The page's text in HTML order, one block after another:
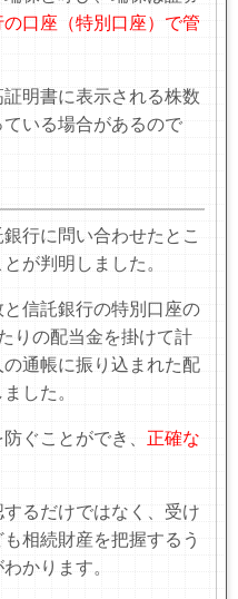
口座（特別口座）で管
明書に表示される株数
いる場合があるので
行に問い合わせたとこ
が判明しました。
信託銀行の特別口座の
りの配当金を掛けて計
通帳に振り込まれた配
した。
ぐことができ、 正確な
るだけではなく、受け
相続財産を把握するう
かります。